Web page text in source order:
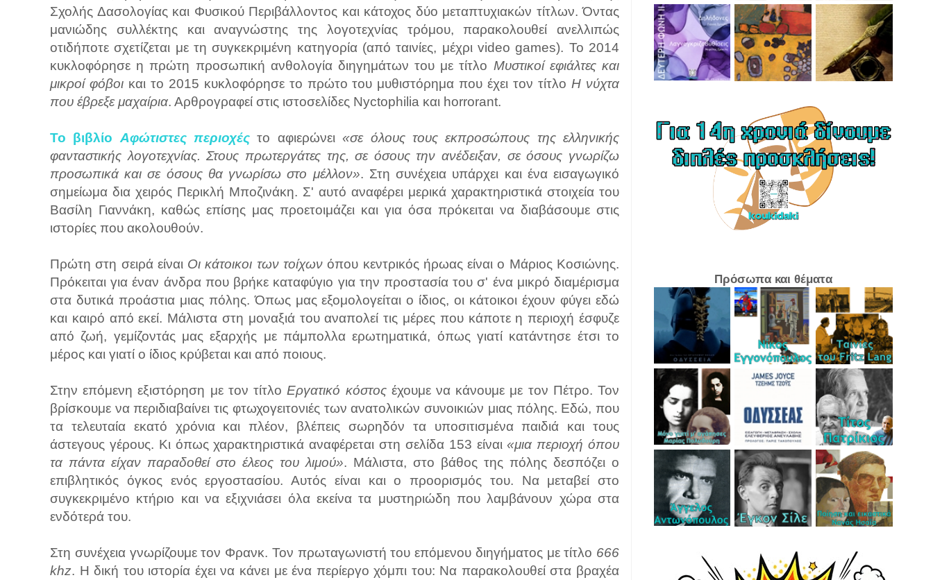
Σχολής Δασολογίας και Φυσικού Περιβάλλοντος και κάτοχος δύο μεταπτυχιακών τίτλων. Όντας
μανιώδης συλλέκτης και αναγνώστης της λογοτεχνίας τρόμου, παρακολουθεί ανελλιπώς
οτιδήποτε σχετίζεται με τη συγκεκριμένη κατηγορία (από ταινίες, μέχρι video games). Το 2014
κυκλοφόρησε η πρώτη προσωπική ανθολογία διηγημάτων του με τίτλο Μυστικοί εφιάλτες και
μικροί φόβοικαι το 2015 κυκλοφόρησε το πρώτο του μυθιστόρημα που έχει τον τίτλο Η νύχτα
που έβρεξε μαχαίρια. Αρθρογραφεί στις ιστοσελίδες Nyctophilia και horrorant.
Το βιβλίο Αφώτιστες περιοχές το αφιερώνει«σε όλους τους εκπροσώπους της ελληνικής
φανταστικής λογοτεχνίας. Στους πρωτεργάτες της, σε όσους την ανέδειξαν, σε όσους γνωρίζω
προσωπικά και σε όσους θα γνωρίσω στο μέλλον». Στη συνέχεια υπάρχει και ένα εισαγωγικό
σημείωμα δια χειρός Περικλή Μποζινάκη. Σ' αυτό αναφέρει μερικά χαρακτηριστικά στοιχεία του
Βασίλη Γιαννάκη, καθώς επίσης μας προετοιμάζει και για όσα πρόκειται να διαβάσουμε στις
ιστορίες που ακολουθούν.
Πρώτη στη σειρά είναι Οι κάτοικοι των τοίχων όπου κεντρικός ήρωας είναι ο Μάριος Κοσιώνης.
Πρόκειται για έναν άνδρα που βρήκε καταφύγιο για την προστασία του σ' ένα μικρό διαμέρισμα
στα δυτικά προάστια μιας πόλης. Όπως μας εξομολογείται ο ίδιος, οι κάτοικοι έχουν φύγει εδώ
και καιρό από εκεί. Μάλιστα στη μοναξιά του αναπολεί τις μέρες που κάποτε η περιοχή έσφυζε
από ζωή, γεμίζοντάς μας εξαρχής με πάμπολλα ερωτηματικά, όπως γιατί κατάντησε έτσι το
μέρος και γιατί ο ίδιος κρύβεται και από ποιους.
Στην επόμενη εξιστόρηση με τον τίτλο Εργατικό κόστοςέχουμε να κάνουμε με τον Πέτρο. Τον
βρίσκουμε να περιδιαβαίνει τις φτωχογειτονιές των ανατολικών συνοικιών μιας πόλης. Εδώ, που
τα τελευταία εκατό χρόνια και πλέον, βλέπεις σωρηδόν τα υποσιτισμένα παιδιά και τους
άστεγους γέρους. Κι όπως χαρακτηριστικά αναφέρεται στη σελίδα 153 είναι«μια περιοχή όπου
τα πάντα είχαν παραδοθεί στο έλεος του λιμού». Μάλιστα, στο βάθος της πόλης δεσπόζει ο
επιβλητικός όγκος ενός εργοστασίου. Αυτός είναι και ο προορισμός του. Να μεταβεί στο
συγκεκριμένο κτήριο και να εξιχνιάσει όλα εκείνα τα μυστηριώδη που λαμβάνουν χώρα στα
ενδότερά του.
Στη συνέχεια γνωρίζουμε τον Φρανκ. Τον πρωταγωνιστή του επόμενου διηγήματος με τίτλο 666
khz. Η δική του ιστορία έχει να κάνει με ένα περίεργο χόμπι του: Να παρακολουθεί στα βραχέα
Πρόσωπα και θέματα